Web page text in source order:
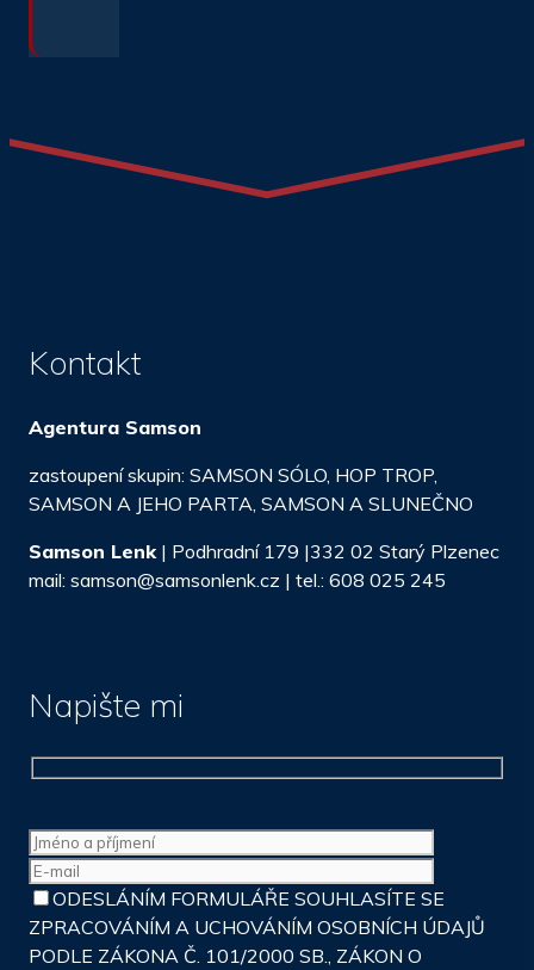
Kontakt
Agentura Samson
zastoupení skupin: SAMSON SÓLO, HOP TROP,
SAMSON A JEHO PARTA, SAMSON A SLUNEČNO
Samson Lenk| Podhradní 179 |332 02 Starý Plzenec
mail: samson@samsonlenk.cz | tel.: 608 025 245
Napište mi
ODESLÁNÍM FORMULÁŘE SOUHLASÍTE SE
ZPRACOVÁNÍM A UCHOVÁNÍM OSOBNÍCH ÚDAJŮ
PODLE ZÁKONA Č. 101/2000 SB., ZÁKON O